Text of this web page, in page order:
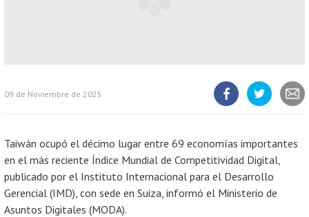
09 de Noviembre de 2025
Taiwán ocupó el décimo lugar entre 69 economías importantes
en el más reciente Índice Mundial de Competitividad Digital,
publicado por el Instituto Internacional para el Desarrollo
Gerencial (IMD), con sede en Suiza, informó el Ministerio de
Asuntos Digitales (MODA).